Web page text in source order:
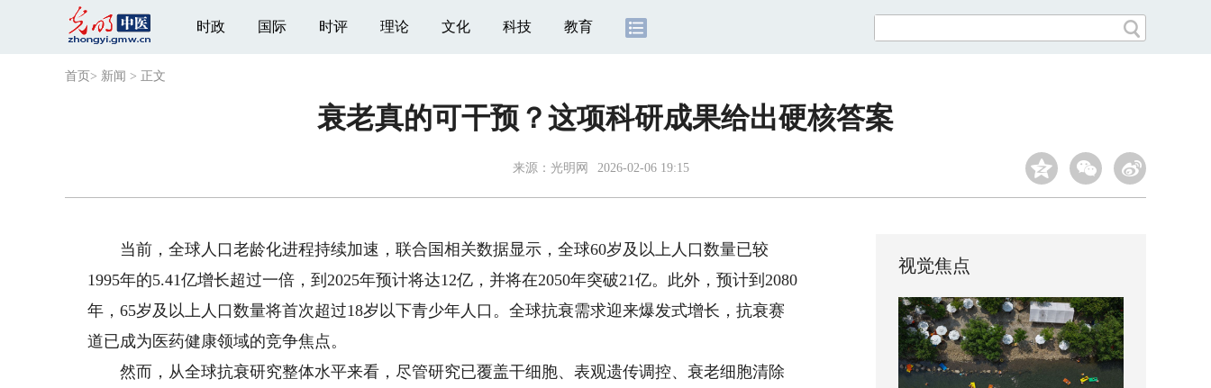
时政 国际 时评 理论 文化 科技 教育
首页 > 新闻 > 正文
衰老真的可干预？这项科研成果给出硬核答案
来源： 光明网 2026-02-06 19:15
当前，全球人口老龄化进程持续加速，联合国相关数据显示，全球60岁及以上人口数量已较
1995年的5.41亿增长超过一倍，到2025年预计将达12亿，并将在2050年突破21亿。此外，预计到2080
年，65岁及以上人口数量将首次超过18岁以下青少年人口。全球抗衰需求迎来爆发式增长，抗衰赛
道已成为医药健康领域的竞争焦点。
然而，从全球抗衰研究整体水平来看，尽管研究已覆盖干细胞、表观遗传调控、衰老细胞清除
视觉焦点